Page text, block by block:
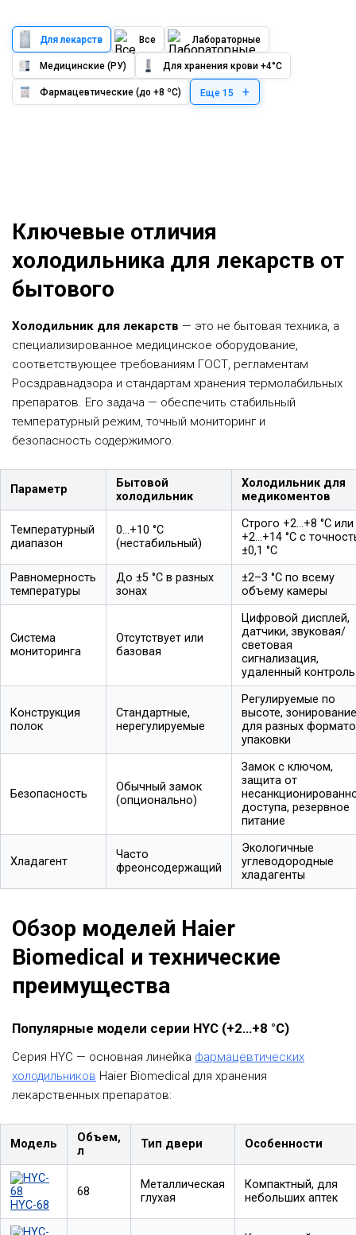
Для лекарств Все Лабораторные
Медицинские (РУ) Для хранения крови +4°C
Фармацевтические (до +8 ºС) Еще 15 +
Ключевые отличия
холодильника для лекарств от
бытового
Холодильник для лекарств — это не бытовая техника, а
специализированное медицинское оборудование,
соответствующее требованиям ГОСТ, регламентам
Росздравнадзора и стандартам хранения термолабильных
препаратов. Его задача — обеспечить стабильный
температурный режим, точный мониторинг и
безопасность содержимого.
Параметр
Бытовой
холодильник
Холодильник для
медикоментов
Температурный
диапазон
0…+10 °С
(нестабильный)
Строго +2…+8 °С или
+2…+14 °С с
±0,1 °С
Равномерность
температуры
До ±5 °С в разных
зонах
±2–3 °С по всему
объему камеры
Система
мониторинга
Отсутствует или
базовая
Цифровой дисплей,
датчики, звуковая/
световая
сигнализация,
удаленный контроль
Конструкция
полок
Стандартные,
нерегулируемые
Регулируемые по
высоте, зонирование
для разных
упаковки
Безопасность
Обычный замок
(опционально)
Замок с ключом,
защита от
доступа, резервное
питание
Хладагент
Часто
фреонсодержащий
Экологичные
углеводородные
хладагенты
Обзор моделей Haier
Biomedical и технические
преимущества
Популярные модели серии HYC (+2…+8 °С)
Серия HYC — основная линейка фармацевтических
холодильников Haier Biomedical для хранения
лекарственных препаратов:
Модель
Объем,
л
Тип двери Особенности
HYC-68
68
Металлическая
глухая
Компактный, для
небольших аптек